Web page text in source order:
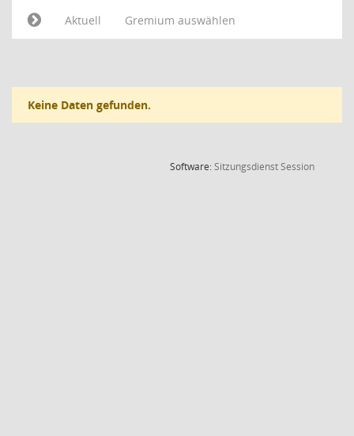
Aktuell
Gremium auswählen
Keine Daten gefunden.
Software:SitzungsdienstSession(Wird in